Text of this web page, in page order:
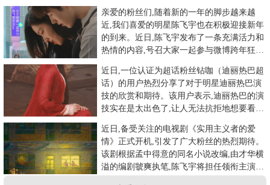
亲爱的粉丝们,随着新的一年的脚步越来越
近,我们喜爱的明星陈飞宇也在积极迎接新年
的到来。近日,陈飞宇发布了一条充满活力和
热情的内容,号召大家一起参与微博跨年狂欢
近日,一位认证为超话粉丝钻咖（迪丽热巴超
话）的用户热烈分享了对于明星迪丽热巴演
技的欣赏和期待。该用户表示,迪丽热巴的演
技实在是太出色了,让人无法抗拒地想要看她
近日,备受关注的电视剧《实用主义者的爱
情》正式开机,引发了广大粉丝的热烈期待。
该剧根据孟中得意的同名小说改编,由才华横
溢的编剧虢爽执笔,陈飞宇将担任领衔主演。